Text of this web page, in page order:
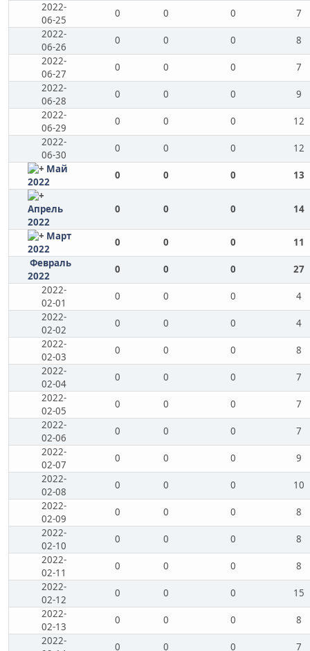
2022-
06-25
0 0 0
7
2022-
06-26
0 0 0
8
2022-
06-27
0 0 0
7
2022-
06-28
0 0 0
9
2022-
06-29
0 0 0
12
2022-
06-30
0 0 0
12
Май
2022
0 0 0 13
Апрель
2022
0 0 0 14
Март
2022
0 0 0
11
Февраль
2022
0 0 0
27
2022-
02-01
0 0 0
4
2022-
02-02
0 0 0
4
2022-
02-03
0 0 0
8
2022-
02-04
0 0 0
7
2022-
02-05
0 0 0
7
2022-
02-06
0 0 0
7
2022-
02-07
0 0 0
9
2022-
02-08
0 0 0
10
2022-
02-09
0 0 0
8
2022-
02-10
0 0 0
8
2022-
02-11
0 0 0
8
2022-
02-12
0 0 0
15
2022-
02-13
0 0 0
8
2022-
0 0 0 7